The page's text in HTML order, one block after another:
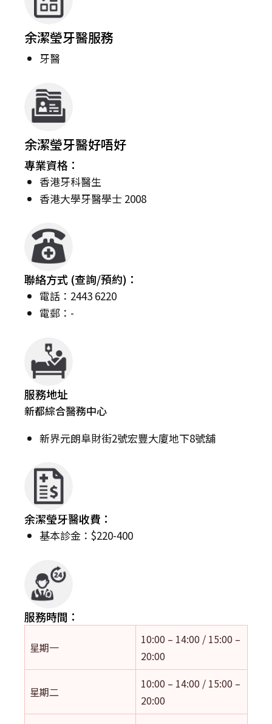
余潔瑩牙醫服務
牙醫
余潔瑩牙醫好唔好
專業資格：
香港牙科醫生
香港大學牙醫學士 2008
聯絡方式 (查詢/預約)：
電話：2443 6220
電郵：-
服務地址
新都綜合醫務中心
新界元朗阜財街2號宏豐大廈地下8號舖
余潔瑩牙醫收費：
基本診金：$220-400
服務時間：
星期一
10:00 – 14:00 / 15:00 –
20:00
星期二
10:00 – 14:00 / 15:00 –
20:00